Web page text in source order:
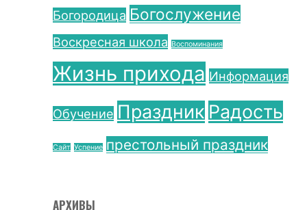
Богородица Богослужение
Воскресная школа Воспоминания
Жизнь прихода Информация
Обучение Праздник Радость
Сайт Успение престольный праздник
АРХИВЫ